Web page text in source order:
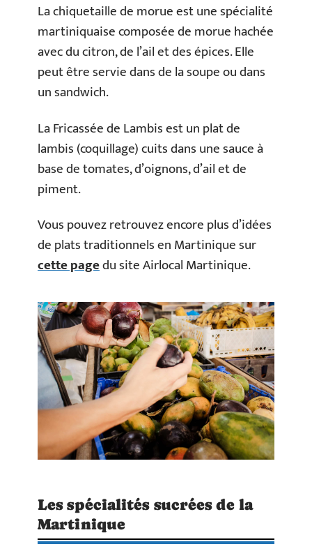
La chiquetaille de morue est une spécialité
martiniquaise composée de morue hachée
avec du citron, de l’ail et des épices. Elle
peut être servie dans de la soupe ou dans
un sandwich.
La Fricassée de Lambis est un plat de
lambis (coquillage) cuits dans une sauce à
base de tomates, d’oignons, d’ail et de
piment.
Vous pouvez retrouvez encore plus d’idées
de plats traditionnels en Martinique sur
cette pagedu site Airlocal Martinique.
Les spécialités sucrées de la
Martinique